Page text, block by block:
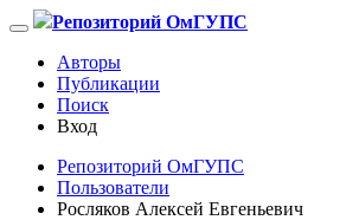
Репозиторий ОмГУПС
Авторы
Публикации
Поиск
Вход
Репозиторий ОмГУПС
Пользователи
Росляков Алексей Евгеньевич